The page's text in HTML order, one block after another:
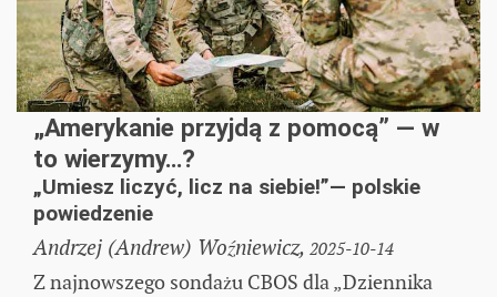
„Amerykanie przyjdą z pomocą” — w
to wierzymy…?
„Umiesz liczyć, licz na siebie!”— polskie
powiedzenie
Andrzej (Andrew) Woźniewicz, 2025-10-14
Z najnowszego sondażu CBOS dla „Dziennika